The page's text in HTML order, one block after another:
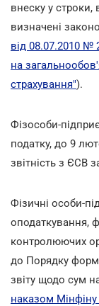
внеску у
визначені
від 08.07.2010 №
на
страхування").
Фізособи-
податку, до 9
звітність з ЄСВ
Фізичні особи-
оподаткування,
контролюючих
до Порядку
звіту щодо сум
наказом